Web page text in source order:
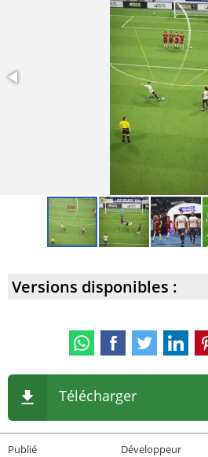
joueurs. Ces récompenses ne
décoratives; elles offrent des
améliorent le gameplay et les
Inclusion de footballeurs
Lionel Messi, Cristiano Ronaldo
superstars apportent réalisme
permettant aux joueurs de créer
avec leurs légendes du football
Versions disponibles :
Télécharger
Publié Développeur